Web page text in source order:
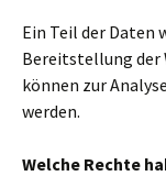
Ein Teil der Daten
Bereitstellung der
können zur
werden.
Welche Rechte